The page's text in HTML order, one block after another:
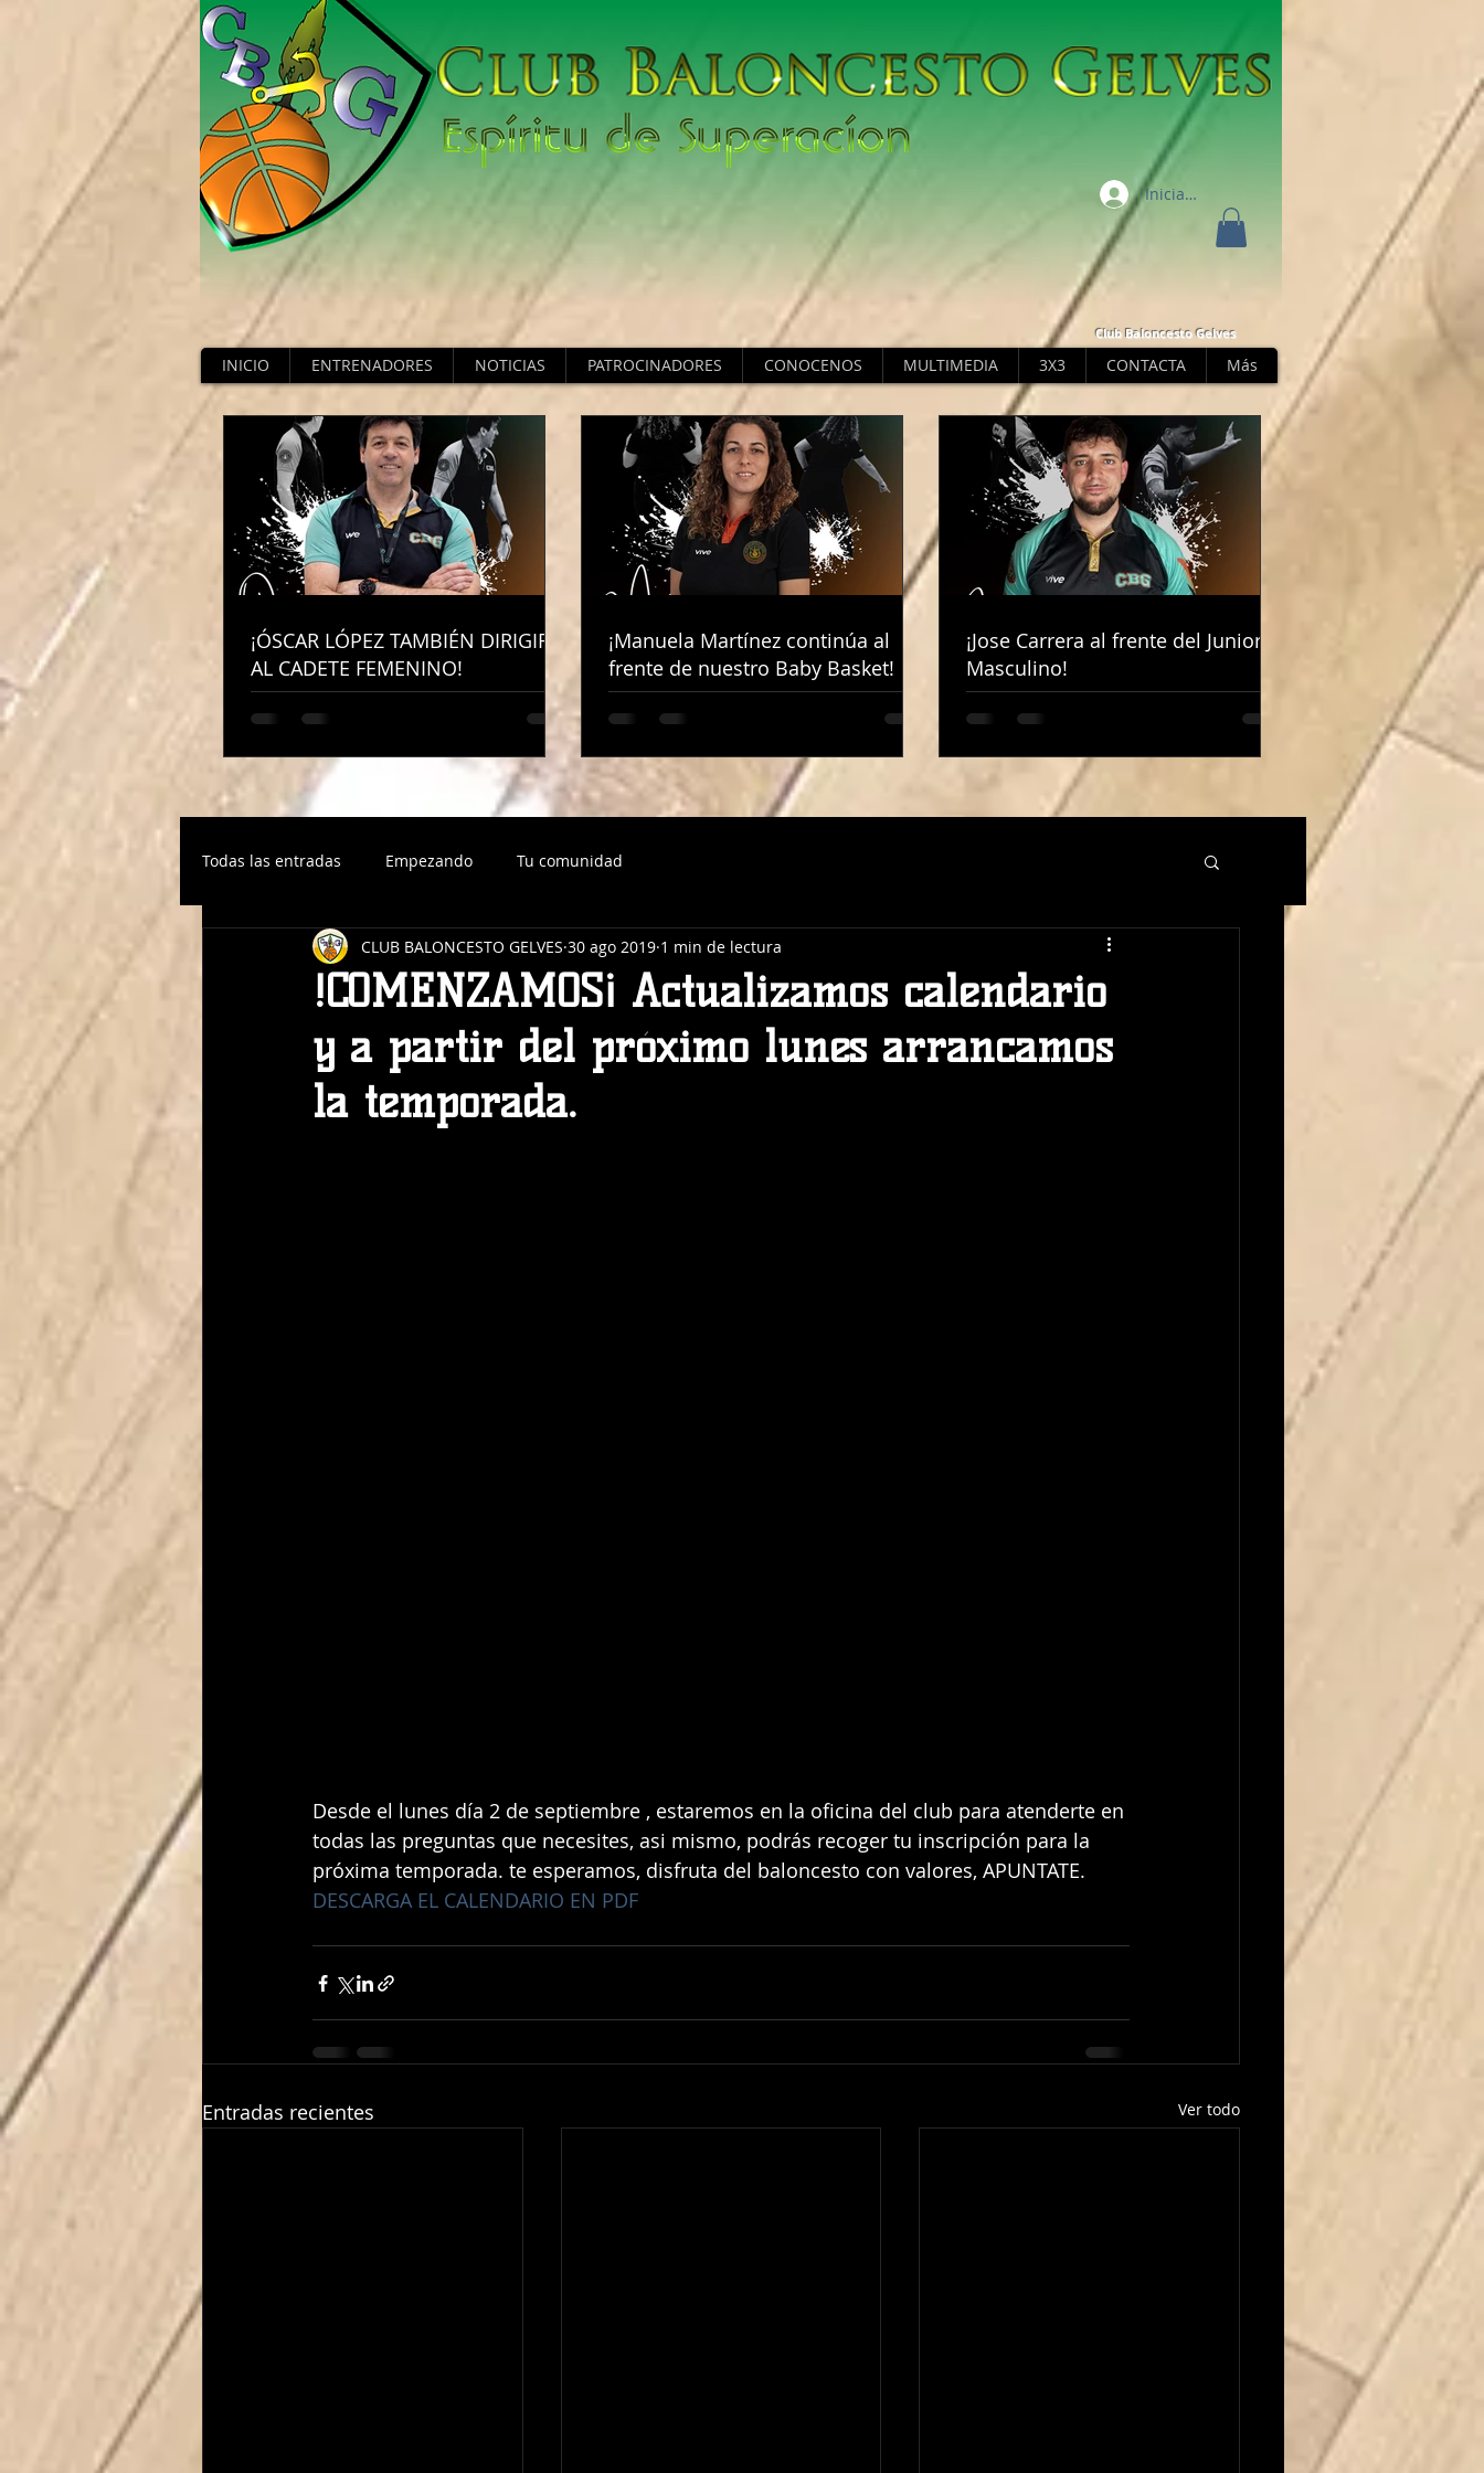
Iniciar sesión
Club Baloncesto Gelves
INICIO ENTRENADORES NOTICIAS PATROCINADORES CONOCENOS MULTIMEDIA 3X3 CONTACTA Más
¡ÓSCAR LÓPEZ TAMBIÉN DIRIGIRÁ
AL CADETE FEMENINO!
¡Manuela Martínez continúa al
frente de nuestro Baby Basket!
¡Jose Carrera al frente del Junior
Masculino!
¡ÓSCAR LÓPEZ TAMBIÉN DIRIGIRÁ
AL CADETE FEMENINO!
¡Manuela Martínez continúa al
frente de nuestro Baby Basket!
¡Jose Carrera al frente del Junior
Masculino!
Todas las entradas Empezando Tu comunidad
!COMENZAMOS¡ Actualizamos calendario
y a partir del próximo lunes arrancamos
la temporada.
CLUB BALONCESTO GELVES 30 ago 2019 1 min de lectura
Desde el lunes día 2 de septiembre , estaremos en la oficina del club para atenderte en
todas las preguntas que necesites, asi mismo, podrás recoger tu inscripción para la
próxima temporada. te esperamos, disfruta del baloncesto con valores, APUNTATE.
DESCARGA EL CALENDARIO EN PDF
Entradas recientes Ver todo